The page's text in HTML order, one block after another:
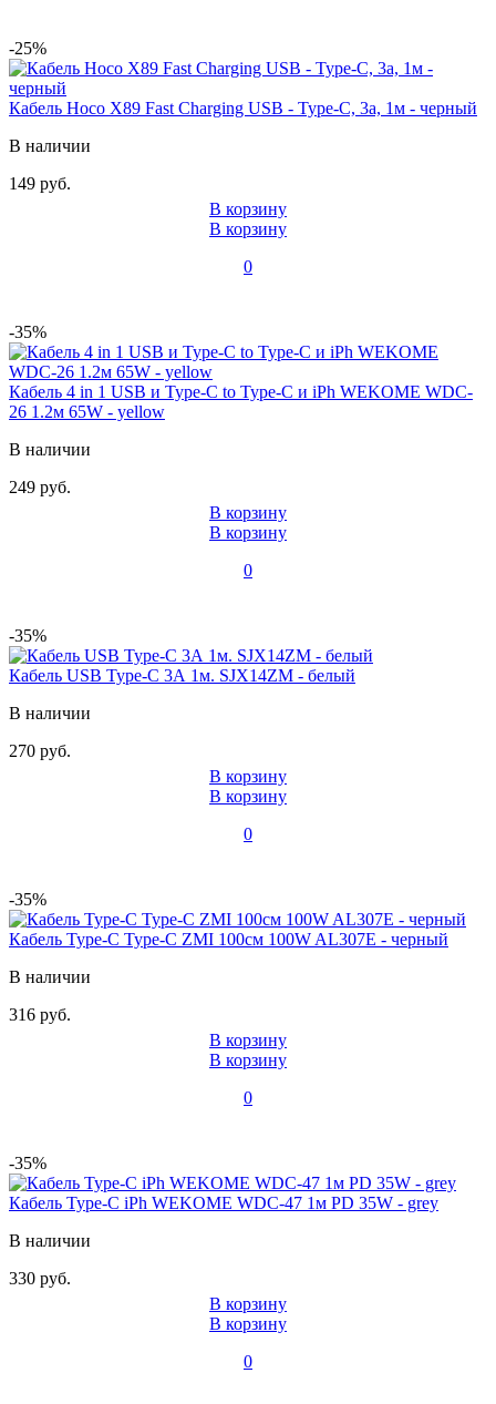
-25%
Кабель Hoco X89 Fast Charging USB - Type-C, 3а, 1м - черный
В наличии
149 руб.
В корзину
В корзину
0
-35%
Кабель 4 in 1 USB и Type-C to Type-C и iPh WEKOME WDC-
26 1.2м 65W - yellow
В наличии
249 руб.
В корзину
В корзину
0
-35%
Кабель USB Type-C 3А 1м. SJX14ZM - белый
В наличии
270 руб.
В корзину
В корзину
0
-35%
Кабель Type-C Type-C ZMI 100см 100W AL307E - черный
В наличии
316 руб.
В корзину
В корзину
0
-35%
Кабель Type-C iPh WEKOME WDC-47 1м PD 35W - grey
В наличии
330 руб.
В корзину
В корзину
0